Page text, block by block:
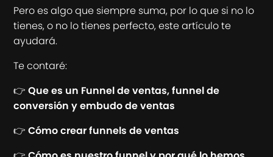
Pero es algo que siempre suma, por lo que si no lo
tienes, o no lo tienes perfecto, este artículo te
ayudará.
Te contaré:
👉Que es un Funnel de ventas, funnel de
conversión y embudo de ventas
👉Cómo crear funnels de ventas